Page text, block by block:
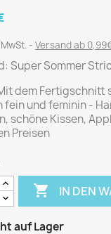
Classic
Zeitschrift
Markt
Rennen
das Sport Motorrad
Racing
&
Versand ab
Super Sommer
dem Fertigschnitt
fein und feminin -
schöne Kissen,
Preisen
 IN DEN
auf Lager